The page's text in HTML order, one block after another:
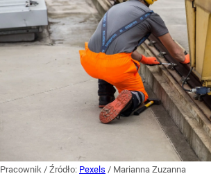
Pracownik / Źródło: Pexels / Marianna Zuzanna